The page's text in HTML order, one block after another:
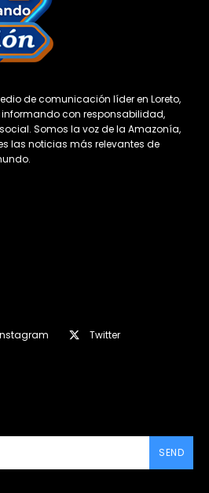
de comunicación líder en Loreto,
con responsabilidad,
Somos la voz de la Amazonía,
las noticias más relevantes de
Twitter
SEND